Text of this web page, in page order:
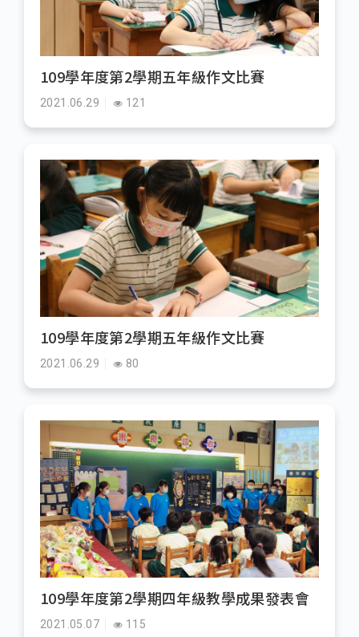
109學年度第2學期五年級作文比賽
2021.06.29 121
109學年度第2學期五年級作文比賽
2021.06.29 80
109學年度第2學期四年級教學成果發表會
2021.05.07 115